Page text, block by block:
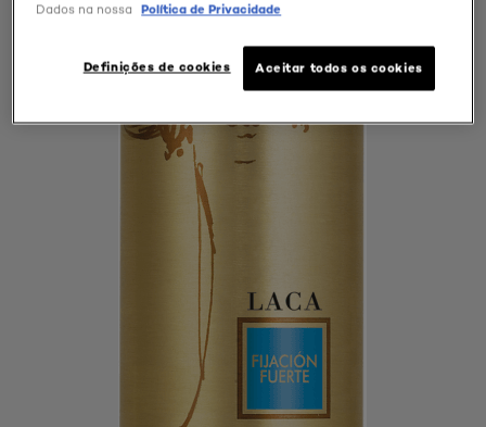
Dados na nossa
Política de Privacidade
Definições de cookies Aceitar todos os cookies